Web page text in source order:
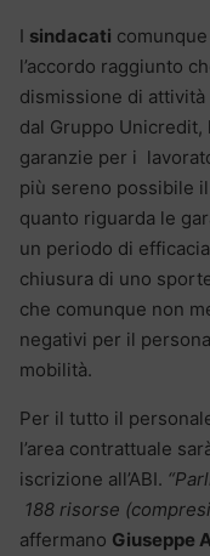
I sindacati
l’accordo raggiunto
dismissione di
dal Gruppo
garanzie per i
più sereno possibile
quanto riguarda le
un periodo di
chiusura di uno
che comunque non
negativi per il
mobilità.
Per il tutto il
l’area contrattuale
iscrizione all’ABI.
188 risorse
affermano Giuseppe